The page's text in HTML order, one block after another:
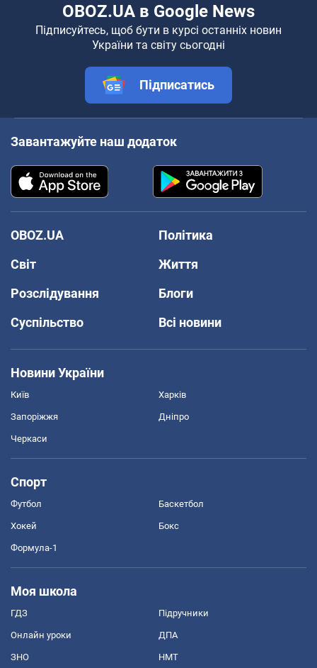
OBOZ.UA в Google News
Підписуйтесь, щоб бути в курсі останніх новин
України та світу сьогодні
Підписатись
Завантажуйте наш додаток
OBOZ.UA
Політика
Світ
Життя
Розслідування
Блоги
Суспільство
Всі новини
Новини України
Київ Харків
Запоріжжя Дніпро
Черкаси
Спорт
Футбол Баскетбол
Хокей Бокс
Формула-1
Моя школа
ГДЗ Підручники
Онлайн уроки ДПА
ЗНО НМТ